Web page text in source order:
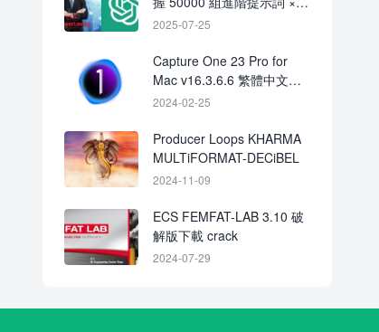
提升創作與自動化效率的全
2025-07-25
Capture One 23 Pro for
Mac v16.3.6.6 繁體中文破
解版下載 crack
2024-02-25
Producer Loops KHARMA
MULTiFORMAT-DECiBEL
2024-11-09
ECS FEMFAT-LAB 3.10 破
解版下載 crack
2024-07-29